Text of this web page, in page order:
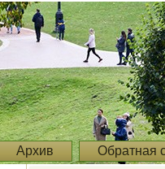
Архив Обратная